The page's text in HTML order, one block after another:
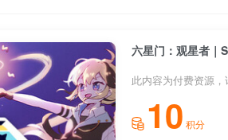
此内容为付费资源
10 积分